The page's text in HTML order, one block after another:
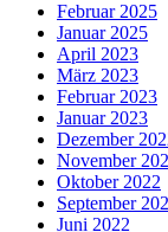
Februar 2025
Januar 2025
April 2023
März 2023
Februar 2023
Januar 2023
Dezember
November
Oktober 2022
September
Juni 2022